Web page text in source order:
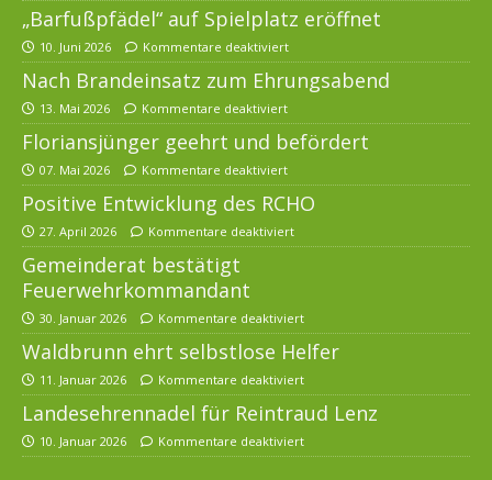
„Barfußpfädel“ auf Spielplatz eröffnet
10. Juni 2026 Kommentare deaktiviert
Nach Brandeinsatz zum Ehrungsabend
13. Mai 2026 Kommentare deaktiviert
Floriansjünger geehrt und befördert
07. Mai 2026 Kommentare deaktiviert
Positive Entwicklung des RCHO
27. April 2026 Kommentare deaktiviert
Gemeinderat bestätigt
Feuerwehrkommandant
30. Januar 2026 Kommentare deaktiviert
Waldbrunn ehrt selbstlose Helfer
11. Januar 2026 Kommentare deaktiviert
Landesehrennadel für Reintraud Lenz
10. Januar 2026 Kommentare deaktiviert